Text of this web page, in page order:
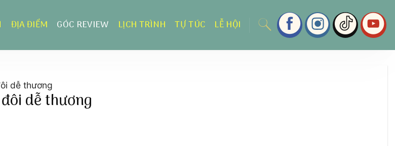
ĐỊA ĐIỂM GÓC REVIEW LỊCH TRÌNH TỰ TÚC LỄ HỘI
dễ thương
dễ thương